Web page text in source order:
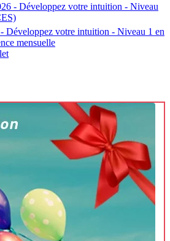
- Développez votre intuition - Niveau
Développez votre intuition - Niveau 1 en
mensuelle